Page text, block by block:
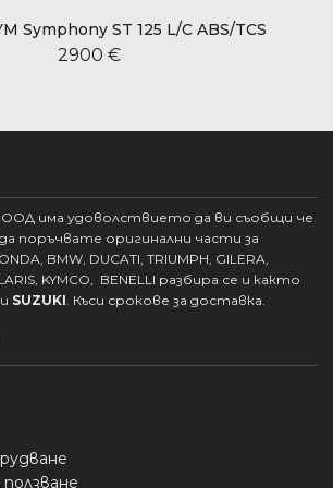
Symphony ST 125 L/C ABS/TCS
2900 €
има удоволствието да ви съобщи че
поръчвате оригинални части за
BMW, DUCATI, TRIUMPH, GILERA,
KYMCO, BENELLI разбира се и както
и SUZUKI. Къси срокове за доставка.